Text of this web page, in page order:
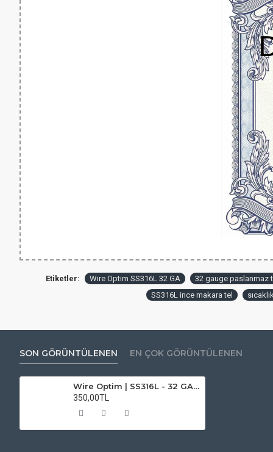
Etiketler: Wire Optim SS316L 32 GA
32 gauge paslanmaz
SS316L ince makara tel
SON GÖRÜNTÜLENEN EN ÇOK GÖRÜNTÜLENEN
Wire Optim | SS316L - 32 GA Makara Rezistans Teli - 25 FT - Orijinal
350,00TL